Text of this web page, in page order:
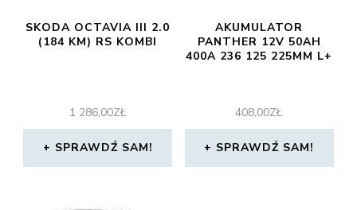
SKODA OCTAVIA III 2.0
(184 KM) RS KOMBI
1 286,00ZŁ
SPRAWDŹ SAM!
AKUMULATOR
PANTHER 12V 50AH
400A 236 125 225MM L+
408,00ZŁ
SPRAWDŹ SAM!